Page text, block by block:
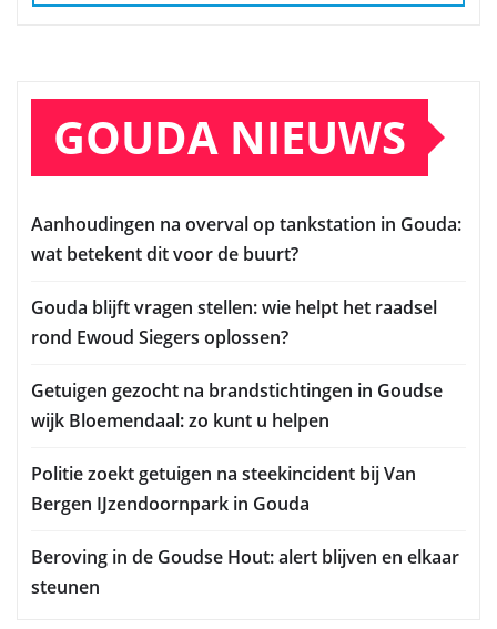
GOUDA NIEUWS
Aanhoudingen na overval op tankstation in Gouda:
wat betekent dit voor de buurt?
Gouda blijft vragen stellen: wie helpt het raadsel
rond Ewoud Siegers oplossen?
Getuigen gezocht na brandstichtingen in Goudse
wijk Bloemendaal: zo kunt u helpen
Politie zoekt getuigen na steekincident bij Van
Bergen IJzendoornpark in Gouda
Beroving in de Goudse Hout: alert blijven en elkaar
steunen